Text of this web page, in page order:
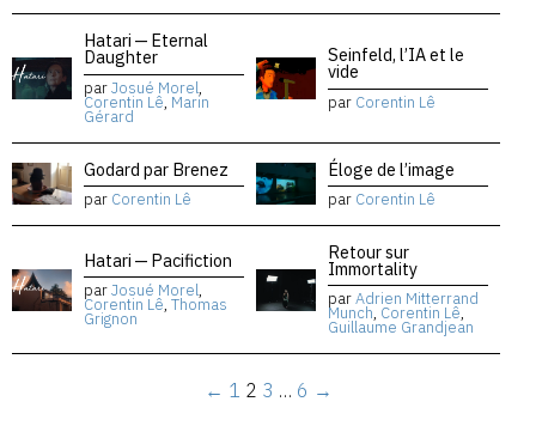
Hatari — Eternal
Daughter
parJosué Morel,
Corentin Lê, Marin
Gérard
Seinfeld, l’IA et le
vide
par Corentin Lê
Godard par Brenez
par Corentin Lê
Éloge de l’image
par Corentin Lê
Hatari — Pacifiction
parJosué Morel,
Corentin Lê, Thomas
Grignon
Retour sur
Immortality
parAdrien Mitterrand
Munch, Corentin Lê,
Guillaume Grandjean
← 1 2 3 … 6 →